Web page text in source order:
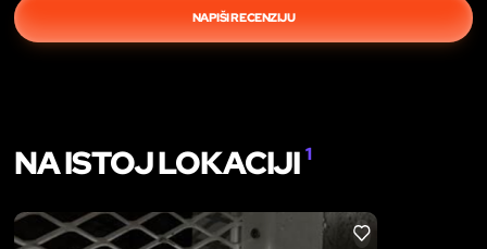
NAPIŠI RECENZIJU
NA ISTOJ LOKACIJI 1
LIKE